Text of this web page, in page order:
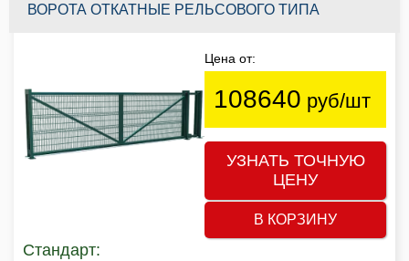
ВОРОТА ОТКАТНЫЕ РЕЛЬСОВОГО ТИПА
Цена от:
108640 руб/шт
УЗНАТЬ ТОЧНУЮ
ЦЕНУ
В КОРЗИНУ
Стандарт: